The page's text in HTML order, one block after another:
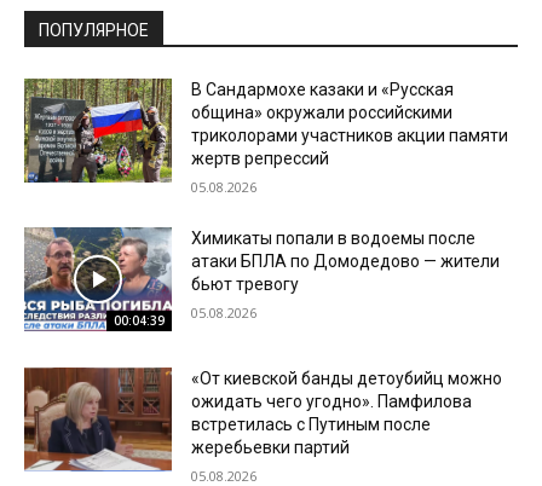
ПОПУЛЯРНОЕ
В Сандармохе казаки и «Русская
община» окружали российскими
триколорами участников акции памяти
жертв репрессий
05.08.2026
00:04:39
Химикаты попали в водоемы после
атаки БПЛА по Домодедово — жители
бьют тревогу
05.08.2026
«От киевской банды детоубийц можно
ожидать чего угодно». Памфилова
встретилась с Путиным после
жеребьевки партий
05.08.2026